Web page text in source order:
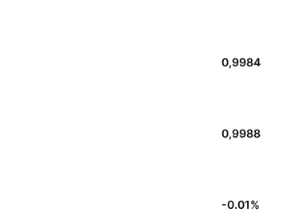
0,9984
0,9988
-0.01%